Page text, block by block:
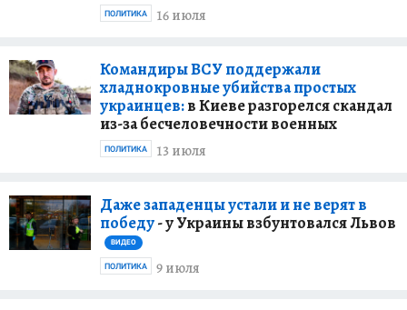
16 июля
ПОЛИТИКА
Командиры ВСУ поддержали
хладнокровные убийства простых
украинцев:в Киеве разгорелся скандал
из-за бесчеловечности военных
13 июля
ПОЛИТИКА
Даже западенцы устали и не верят в
победу- у Украины взбунтовался Львов
ВИДЕО
9 июля
ПОЛИТИКА